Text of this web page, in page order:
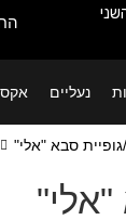
נעליים
גופיית סבא "אלי"
"אלי"